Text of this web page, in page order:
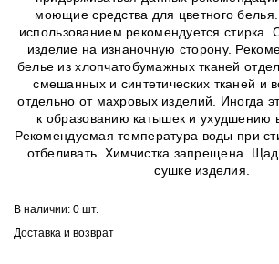
моющие средства для цветного
использованием рекомендуется стирка.
изделие на изнаночную сторону.
белье из хлопчатобумажных тканей
смешанных и синтетических тканей и
отдельно от махровых изделий. Иногда
к образованию катышек и ухудшению
Рекомендуемая температура воды при
отбеливать. Химчистка запрещена.
сушке изделия.
В наличии: 0 шт.
Доставка и возврат